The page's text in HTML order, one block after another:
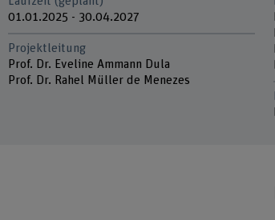
01.01.2025 - 30.04.2027
Projektleitung
Prof. Dr. Eveline Ammann Dula
Prof. Dr. Rahel Müller de Menezes